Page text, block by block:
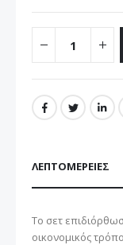
ΛΕΠΤΟΜΈΡΕΙΕΣ
Το σετ
οικονομικός